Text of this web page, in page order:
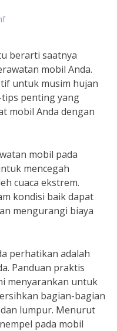
berarti saatnya
mobil Anda.
untuk musim hujan
penting yang
mobil Anda dengan
mobil pada
mencegah
cuaca ekstrem.
kondisi baik dapat
mengurangi biaya
perhatikan adalah
Panduan praktis
menyarankan untuk
bagian-bagian
lumpur. Menurut
pada mobil